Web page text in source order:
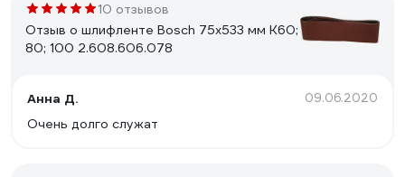
10 отзывов
Отзыв о шлифленте Bosch 75х533 мм К60;
80; 100 2.608.606.078
Анна Д. 09.06.2020
Очень долго служат